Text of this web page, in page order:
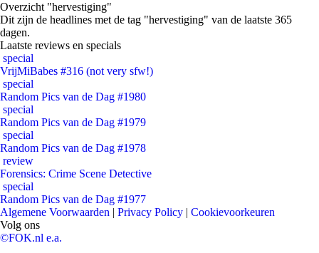
Overzicht "hervestiging"
Dit zijn de headlines met de tag "hervestiging" van de laatste 365
dagen.
Laatste reviews en specials
special
VrijMiBabes #316 (not very sfw!)
special
Random Pics van de Dag #1980
special
Random Pics van de Dag #1979
special
Random Pics van de Dag #1978
review
Forensics: Crime Scene Detective
special
Random Pics van de Dag #1977
Algemene Voorwaarden | Privacy Policy | Cookievoorkeuren
Volg ons
©FOK.nl e.a.